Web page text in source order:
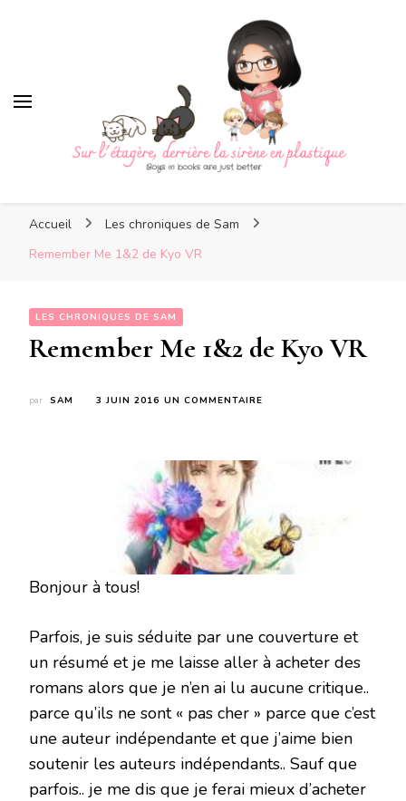
Sur l'étagère, derrière la
sirène en plastique
sirène en plastique
Accueil
Les chroniques de Sam
Remember Me 1&2 de Kyo VR
LES CHRONIQUES DE SAM
Remember Me 1&2 de Kyo VR
par SAM 3 JUIN 2016 UN COMMENTAIRE
Bonjour à tous!
Parfois, je suis séduite par une couverture et
un résumé et je me laisse aller à acheter des
romans alors que je n’en ai lu aucune critique..
parce qu’ils ne sont « pas cher » parce que c’est
une auteur indépendante et que j’aime bien
soutenir les auteurs indépendants.. Sauf que
parfois.. je me dis que je ferai mieux d’acheter